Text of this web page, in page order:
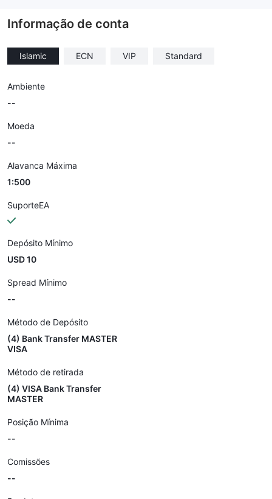
Informação de conta
Islamic ECN VIP Standard
Ambiente
--
Moeda
--
Alavanca Máxima
1:500
SuporteEA
Depósito Mínimo
USD 10
Spread Mínimo
--
Método de Depósito
(4) Bank Transfer MASTER
VISA
Método de retirada
(4) VISA Bank Transfer
MASTER
Posição Mínima
--
Comissões
--